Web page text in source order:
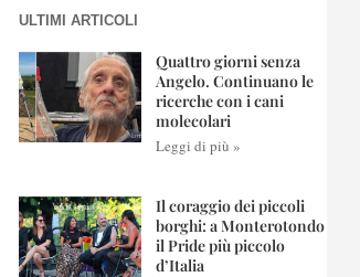
ULTIMI ARTICOLI
Quattro giorni senza
Angelo. Continuano le
ricerche con i cani
molecolari
Leggi di più »
Il coraggio dei piccoli
borghi: a Monterotondo
il Pride più piccolo
d’Italia